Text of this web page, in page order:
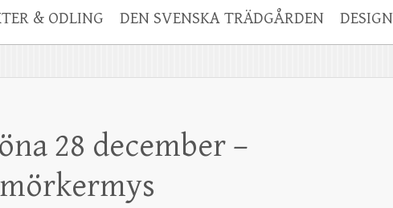
& ODLING DEN SVENSKA TRÄDGÅRDEN
28 december –